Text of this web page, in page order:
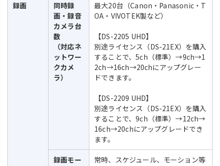
録画
同時録
画・録音
カメラ台
数
（対応ネ
ットワー
クカメ
ラ）
最大20台（Canon・Panasonic・T
OA・VIVOTEK製など）
【DS-2205 UHD】
別途ライセンス（DS-21EX）を購入
することで、5ch（標準）→9ch→1
2ch→16ch→20chにアップグレー
ドできます。
【DS-2209 UHD】
別途ライセンス（DS-21EX）を購入
することで、9ch（標準）→12ch→
16ch→20chにアップグレードでき
ます。
録画モー
常時、スケジュール、モーション等